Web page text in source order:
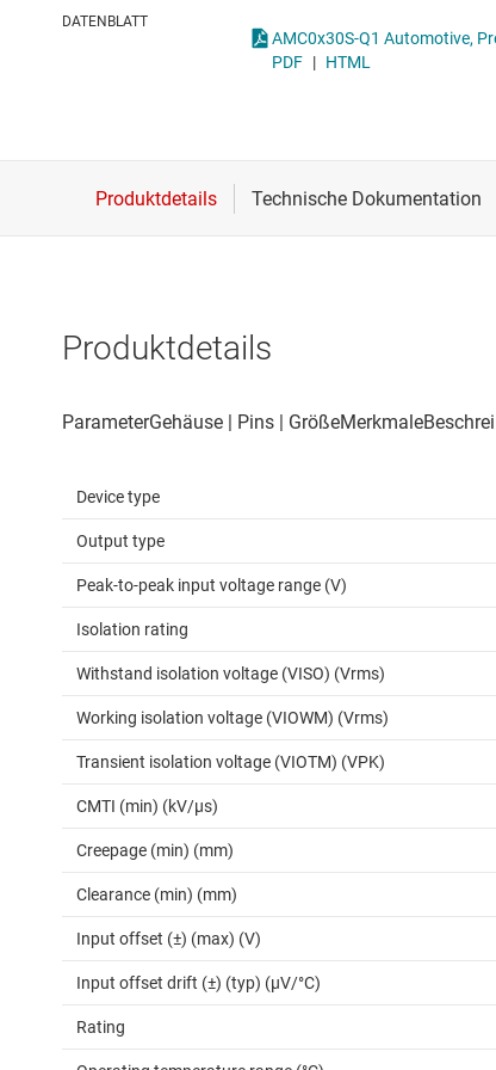
Energiemanagement
DATENBLATT
PDF | HTML
Produktdetails
Device type
Output type
Peak-to-peak input voltage range (V)
Isolation rating
Withstand isolation voltage (VISO) (Vrms)
Working isolation voltage (VIOWM) (Vrms)
Transient isolation voltage (VIOTM) (VPK)
CMTI (min) (kV/µs)
Creepage (min) (mm)
Clearance (min) (mm)
Input offset (±) (max) (V)
Input offset drift (±) (typ) (µV/°C)
Rating